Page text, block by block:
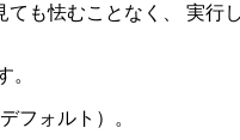
も怯むことなく、 実行
。
フォルト）。